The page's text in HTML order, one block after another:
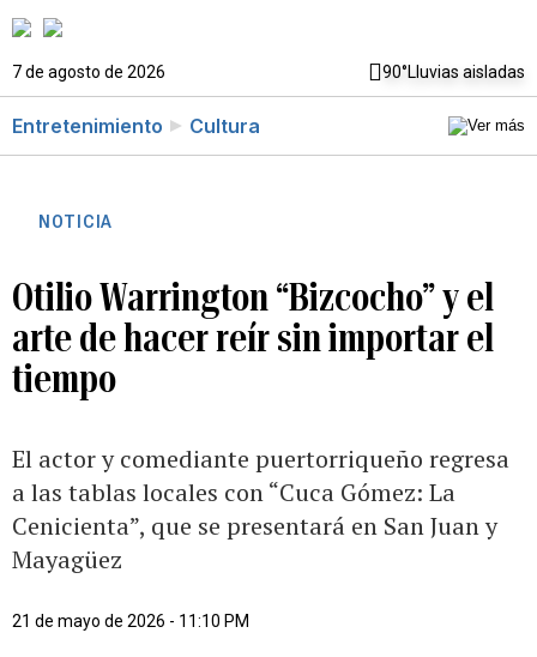
7 de agosto de 2026 90°Lluvias aisladas
Entretenimiento Cultura
NOTICIA
Otilio Warrington “Bizcocho” y el
arte de hacer reír sin importar el
tiempo
El actor y comediante puertorriqueño regresa
a las tablas locales con “Cuca Gómez: La
Cenicienta”, que se presentará en San Juan y
Mayagüez
21 de mayo de 2026 - 11:10 PM